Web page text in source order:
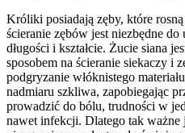
Króliki posiadają zęby, które
ścieranie zębów jest niezbędne
długości i kształcie. Żucie siana
sposobem na ścieranie siekaczy i
podgryzanie włóknistego
nadmiaru szkliwa, zapobiegając
prowadzić do bólu, trudności w
nawet infekcji. Dlatego tak ważne